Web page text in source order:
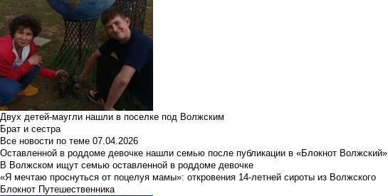
Двух детей-маугли нашли в поселке под Волжским
Брат и сестра
Все новости по теме 07.04.2026
Оставленной в роддоме девочке нашли семью после публикации в «Блокнот Волжский»
В Волжском ищут семью оставленной в роддоме девочке
«Я мечтаю проснуться от поцелуя мамы»: откровения 14-летней сироты из Волжского
Блокнот Путешественника